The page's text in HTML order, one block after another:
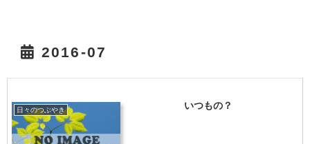
2016-07
日々のつぶやき いつもの？